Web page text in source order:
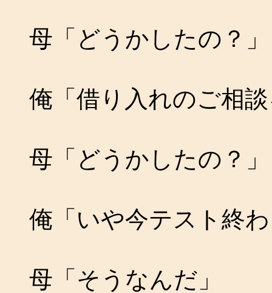
母「どうかしたの？」
俺「借り入れのご相
母「どうかしたの？」
俺「いや今テスト終
母「そうなんだ」